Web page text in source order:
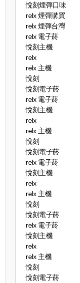
悅刻煙彈口味
relx 煙彈購買
relx 煙彈台灣
relx 電子菸
悅刻主機
relx
relx 主機
悅刻
悅刻電子菸
relx 電子菸
悅刻主機
relx
relx 主機
悅刻
悅刻電子菸
relx 電子菸
悅刻主機
relx
relx 主機
悅刻
悅刻電子菸
relx 電子菸
悅刻主機
relx
relx 主機
悅刻
悅刻電子菸